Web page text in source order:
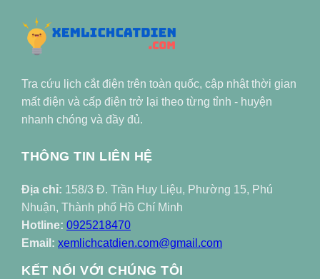
Tra cứu lịch cắt điện trên toàn quốc, cập nhật thời gian
mất điện và cấp điện trở lại theo từng tỉnh - huyện
nhanh chóng và đầy đủ.
THÔNG TIN LIÊN HỆ
Địa chỉ: 158/3 Đ. Trần Huy Liệu, Phường 15, Phú
Nhuận, Thành phố Hồ Chí Minh
Hotline: 0925218470
Email: xemlichcatdien.com@gmail.com
KẾT NỐI VỚI CHÚNG TÔI